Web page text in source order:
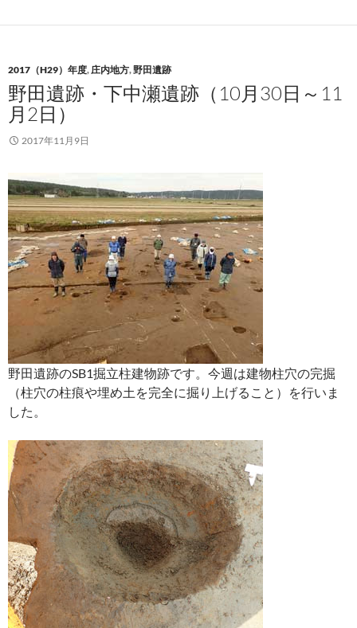
2017（H29）年度,庄内地方,野田遺跡
野田遺跡・下中瀬遺跡（10月30日～11
月2日）
2017年11月9日
野田遺跡のSB1掘立柱建物跡です。今週は建物柱穴の完掘
（柱穴の柱痕や埋め土を完全に掘り上げること）を行いま
した。